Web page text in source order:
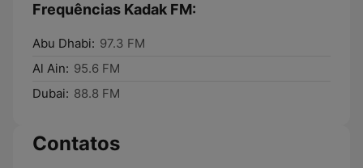
Frequências Kadak FM:
Abu Dhabi: 97.3 FM
Al Ain: 95.6 FM
Dubai: 88.8 FM
Contatos